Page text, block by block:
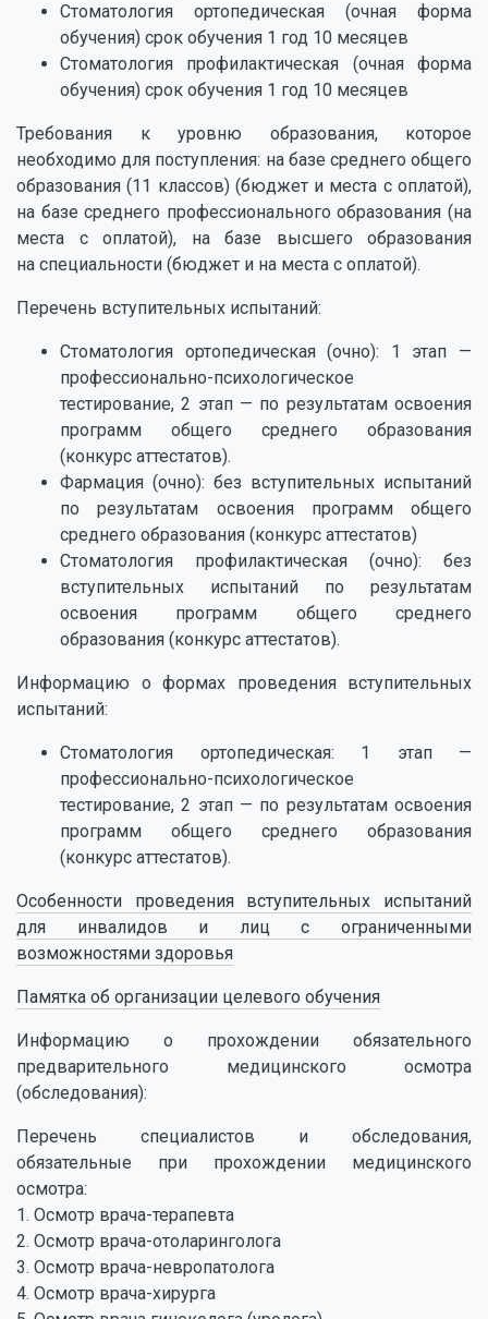
Стоматология ортопедическая (очная форма
обучения) срок обучения 1 год 10 месяцев
Стоматология профилактическая (очная форма
обучения) срок обучения 1 год 10 месяцев
Требования к уровню образования, которое
необходимо для поступления: на базе среднего общего
образования (11 классов) (бюджет и места с оплатой),
на базе среднего профессионального образования (на
места с оплатой), на базе высшего образования
на специальности (бюджет и на места с оплатой).
Перечень вступительных испытаний:
Стоматология ортопедическая (очно): 1 этап —
профессионально-психологическое
тестирование, 2 этап — по результатам освоения
программ общего среднего образования
(конкурс аттестатов).
Фармация (очно): без вступительных испытаний
по результатам освоения программ общего
среднего образования (конкурс аттестатов)
Стоматология профилактическая (очно): без
вступительных испытаний по результатам
освоения программ общего среднего
образования (конкурс аттестатов).
Информацию о формах проведения вступительных
испытаний:
Стоматология ортопедическая: 1 этап —
профессионально-психологическое
тестирование, 2 этап — по результатам освоения
программ общего среднего образования
(конкурс аттестатов).
Особенности проведения вступительных испытаний
для инвалидов и лиц с ограниченными
возможностями здоровья
Памятка об организации целевого обучения
Информацию о прохождении обязательного
предварительного медицинского осмотра
(обследования):
Перечень специалистов и обследования,
обязательные при прохождении медицинского
осмотра:
1. Осмотр врача-терапевта
2. Осмотр врача-отоларинголога
3. Осмотр врача-невропатолога
4. Осмотр врача-хирурга